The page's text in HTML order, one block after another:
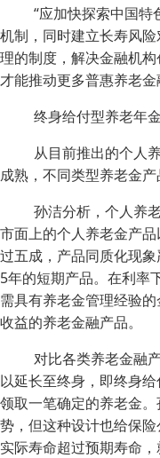
“应加快探索中国
机制，同时建立长寿风
理的制度，解决金融机
才能推动更多普惠养老金
终身给付型养老年
从目前推出的个人
成熟，不同类型养老金产
孙洁分析，个人养
市面上的个人养老金产
过五成，产品同质化现
5年的短期产品。在利率
需具有养老金管理经验
收益的养老金融产品。
对比各类养老金融
以延长至终身，即终身
领取一笔确定的养老金
势，但这种设计也给保
实际寿命超过预期寿命，